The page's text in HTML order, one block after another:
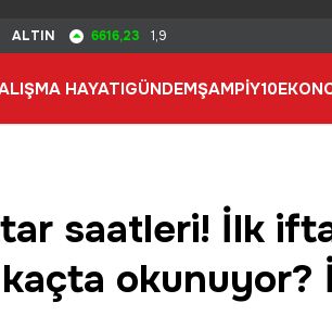
ALTIN 6616,23 1,9
HAYATIGÜNDEMŞAMPİY10
saatleri! İlk
okunuyor?